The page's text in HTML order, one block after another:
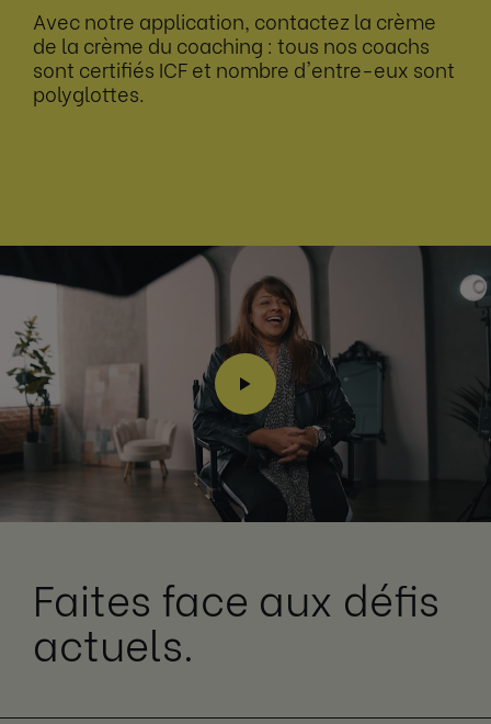
Avec notre application, contactez la crème
de la crème du coaching : tous nos coachs
sont certifiés ICF et nombre d'entre-eux sont
polyglottes.
Faites face aux défis
actuels.